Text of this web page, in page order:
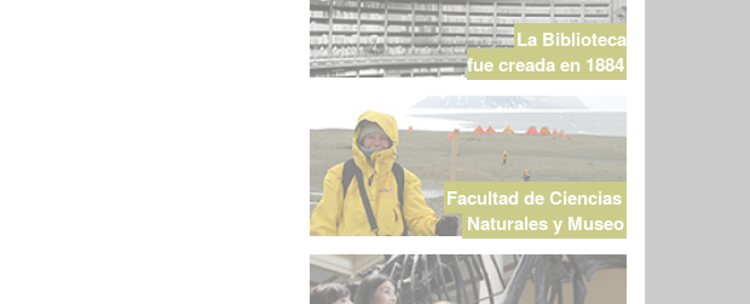
La Biblioteca
fue creada en 1884
Facultad de Ciencias
Naturales y Museo